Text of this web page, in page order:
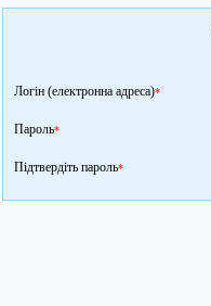
Логін (електронна адреса)*
Пароль*
Підтвердіть пароль*